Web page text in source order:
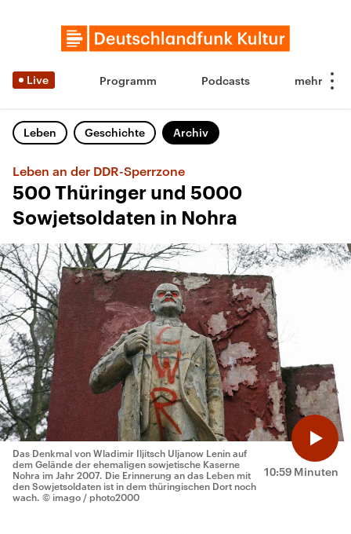
Live Programm Podcasts
Leben Geschichte Archiv
Leben an der DDR-Sperrzone
500 Thüringer und 5000
Sowjetsoldaten in Nohra
10:59 Minuten
Das Denkmal von Wladimir Iljitsch Uljanow Lenin auf
dem Gelände der ehemaligen sowjetische Kaserne
Nohra im Jahr 2007. Die Erinnerung an das Leben mit
den Sowjetsoldaten ist in dem thüringischen Dort noch
wach. © imago / photo2000